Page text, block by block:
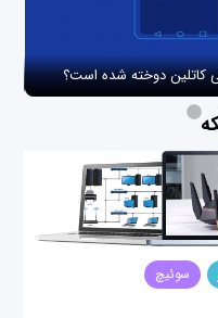
کاتلین دوخته شده است؟
سوئیچ